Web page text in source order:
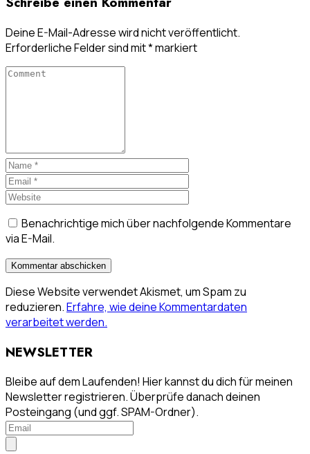
Deine E-Mail-Adresse wird nicht veröffentlicht.
Erforderliche Felder sind mit*markiert
Benachrichtige mich über nachfolgende Kommentare
via E-Mail.
Diese Website verwendet Akismet, um Spam zu
reduzieren.Erfahre, wie deine Kommentardaten
verarbeitet werden.
NEWSLETTER
Bleibe auf dem Laufenden! Hier kannst du dich für meinen
Newsletter registrieren. Überprüfe danach deinen
Posteingang (und ggf. SPAM-Ordner).